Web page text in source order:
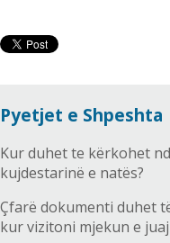
Pyetjet e Shpeshta
Kur duhet te kërkohet
kujdestarinë e natës?
Çfarë dokumenti duhet
kur vizitoni mjekun e